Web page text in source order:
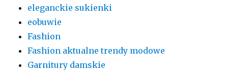
eleganckie sukienki
eobuwie
Fashion
Fashion aktualne trendy modowe
Garnitury damskie